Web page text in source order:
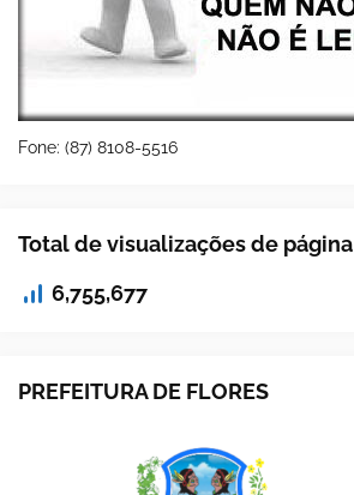
Fone: (87) 8108-5516
Total de visualizações de página
6,755,677
PREFEITURA DE FLORES